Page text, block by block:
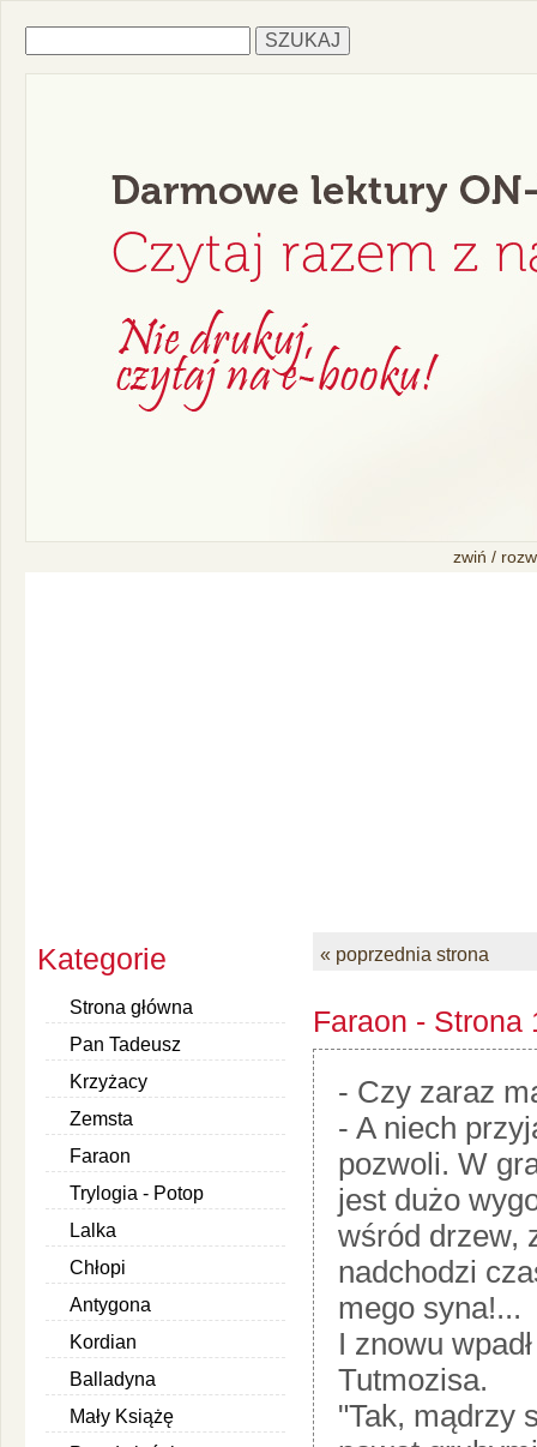
zwiń /
Kategorie
Strona główna
Pan Tadeusz
Krzyżacy
Zemsta
Faraon
Trylogia - Potop
Lalka
Chłopi
Antygona
Kordian
Balladyna
Mały Książę
« poprzednia strona
Faraon - Strona
- Czy zaraz
- A niech
pozwoli. W
jest dużo
wśród drzew,
nadchodzi
mego syna!...
I znowu
Tutmozisa.
"Tak, mądrzy